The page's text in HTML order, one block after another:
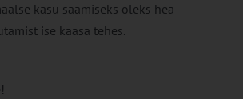
kasu saamiseks oleks hea
ise kaasa tehes.